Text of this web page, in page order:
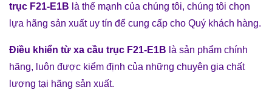
trục F21-E1B là thế mạnh của chúng tôi, chúng tôi chọn
lựa hãng sản xuất uy tín để cung cấp cho Quý khách hàng.
Điều khiển từ xa cầu trục F21-E1B là sản phẩm chính
hãng, luôn được kiểm định của những chuyên gia chất
lượng tại hãng sản xuất.